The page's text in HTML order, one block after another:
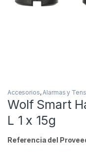
Accesorios,Alarmas y
Wolf Smart
L 1 x 15g
Referencia del